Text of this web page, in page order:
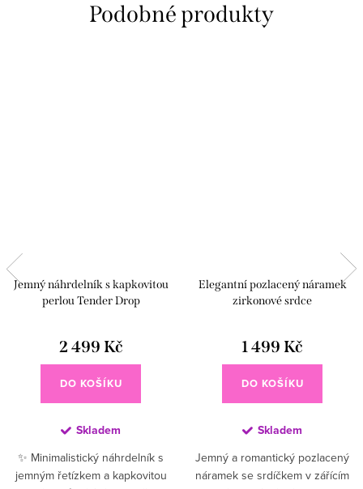
Jemný náhrdelník s kapkovitou
perlou Tender Drop
2 499 Kč
DO KOŠÍKU
Skladem
✨ Minimalistický náhrdelník s
jemným řetízkem a kapkovitou
Elegantní pozlacený náramek
zirkonové srdce
1 499 Kč
DO KOŠÍKU
Skladem
Jemný a romantický pozlacený
náramek se srdíčkem v zářícím